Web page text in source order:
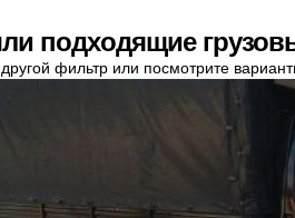
подходящие
фильтр или посмотрите